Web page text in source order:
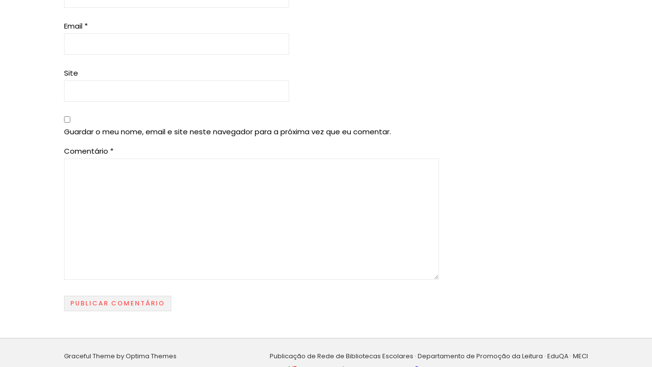
Email *
Site
Guardar o meu nome, email e site neste navegador para a próxima vez que eu comentar.
Comentário *
Publicação de Rede de Bibliotecas Escolares · Departamento de Promoção da Leitura · EduQA · MECI
Graceful Theme byOptima Themes